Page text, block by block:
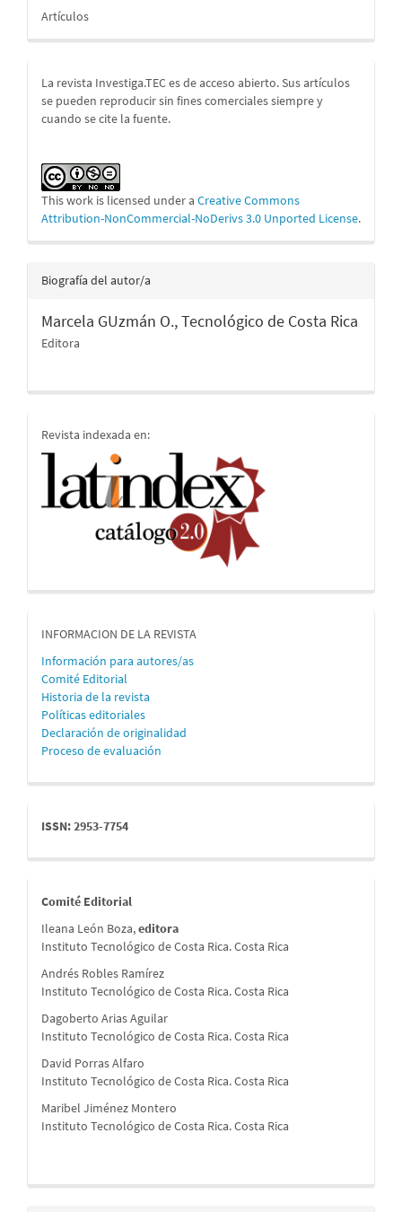
Artículos
La revista Investiga.TEC es de acceso abierto. Sus artículos
se pueden reproducir sin fines comerciales siempre y
cuando se cite la fuente.
This work is licensed under a Creative Commons
Attribution-NonCommercial-NoDerivs 3.0 Unported License.
Biografía del autor/a
Marcela GUzmán O.,Tecnológico de Costa Rica
Editora
indices
Revista indexada en:
informacion
INFORMACION DE LA REVISTA
Información para autores/as
Comité Editorial
Historia de la revista
Políticas editoriales
Declaración de originalidad
Proceso de evaluación
issn
ISSN: 2953-7754
comite
Comité Editorial
Ileana León Boza,editora
Instituto Tecnológico de Costa Rica. Costa Rica
Andrés Robles Ramírez
Instituto Tecnológico de Costa Rica. Costa Rica
Dagoberto Arias Aguilar
Instituto Tecnológico de Costa Rica. Costa Rica
David Porras Alfaro
Instituto Tecnológico de Costa Rica. Costa Rica
Maribel Jiménez Montero
Instituto Tecnológico de Costa Rica. Costa Rica